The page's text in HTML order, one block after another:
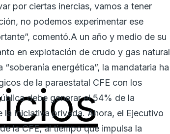
por ciertas inercias, vamos a tener
no podemos experimentar ese
comentó.A un año y medio de su
en explotación de crudo y gas natural
energética”, la mandataria ha
de la paraestatal CFE con los
debe generar el 54% de la
iniciativa privada. Ahora, el Ejecutivo
la CFE, al tiempo que impulsa la